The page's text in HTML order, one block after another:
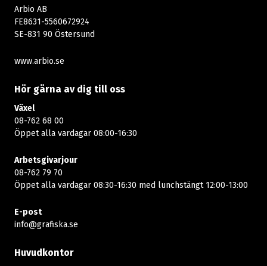
Arbio AB
FE8631-5560672924
SE-831 90 Östersund
www.arbio.se
Hör gärna av dig till oss
Växel
08-762 68 00
Öppet alla vardagar 08:00-16:30​​
Arbetsgivarjour
08-762 79 70
Öppet alla vardagar 08:30-16:30 med lunchstängt 12:00-13:00​
E-post
info@grafiska.se
Huvudkontor